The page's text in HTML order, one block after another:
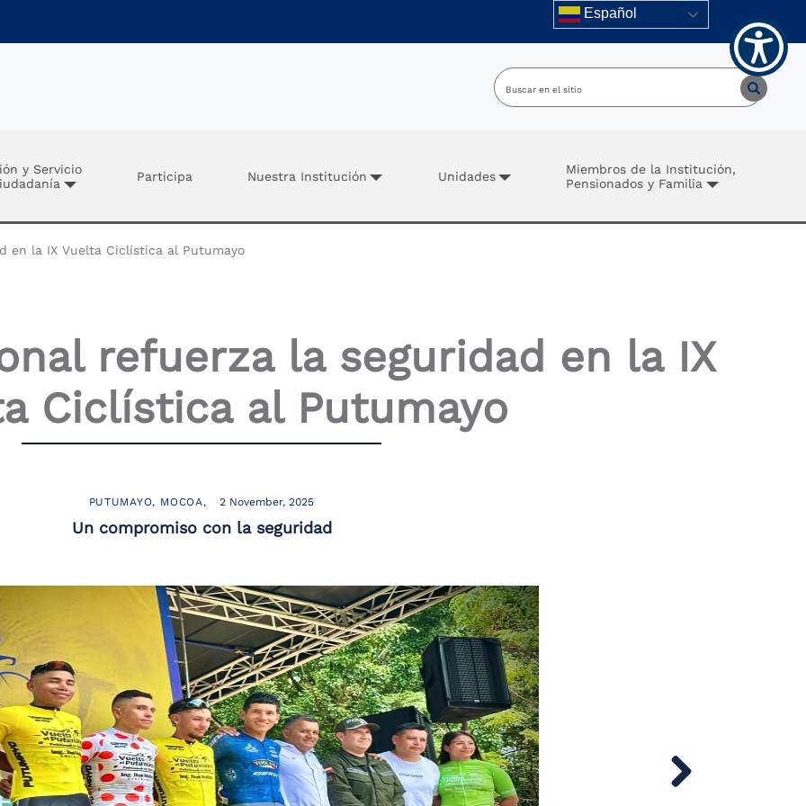
Español
y Servicio
Participa Nuestra Institución Unidades
Miembros de la Institución,
Pensionados y Familia
en la IX Vuelta Ciclística al Putumayo
refuerza la seguridad en la IX
Ciclística al Putumayo
PUTUMAYO MOCOA 2 November, 2025
Un compromiso con la seguridad